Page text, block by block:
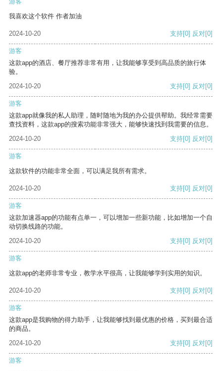
我喜欢这个软件 作者加油
2024-10-20 支持[0] 反对[0]
游客
这款app的酒店、餐厅推荐非常有用，让我能够享受到高品质的旅行体
验。
2024-10-20
支持[0] 反对[0]
游客
这款app就像我的私人助理，随时随地为我的办公提供帮助。我经常需要
查找资料，这款app的搜索功能非常强大，能够快速找到我需要的信息。
2024-10-20
支持[0] 反对[0]
游客
这款软件的功能非常全面，可以满足我所有需求。
2024-10-20 支持[0] 反对[0]
游客
这款加速器app的功能有点单一，可以增加一些新功能，比如增加一个自
动切换线路的功能。
2024-10-20
支持[0] 反对[0]
游客
这款app的老师非常专业，教学水平很高，让我能够学到实用的知识。
2024-10-20 支持[0] 反对[0]
游客
这款app是我购物的得力助手，让我能够找到最优惠的价格，买到最合适
的商品。
2024-10-20
支持[0] 反对[0]
游客